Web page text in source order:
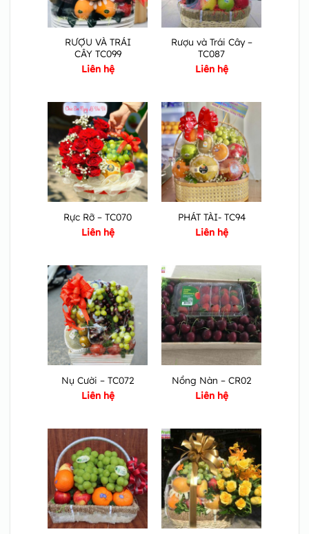
RƯỢU VÀ TRÁI
CÂY TC099
Liên hệ
Rượu và Trái Cây –
TC087
Liên hệ
Rực Rỡ – TC070
Liên hệ
PHÁT TÀI- TC94
Liên hệ
Nụ Cười – TC072
Liên hệ
Nồng Nàn – CR02
Liên hệ